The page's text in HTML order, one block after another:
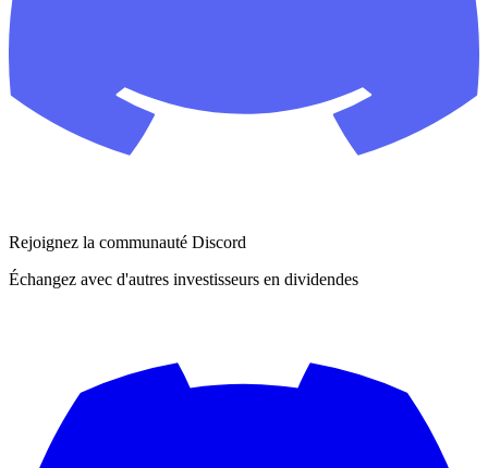
Rejoignez la communauté Discord
Échangez avec d'autres investisseurs en dividendes